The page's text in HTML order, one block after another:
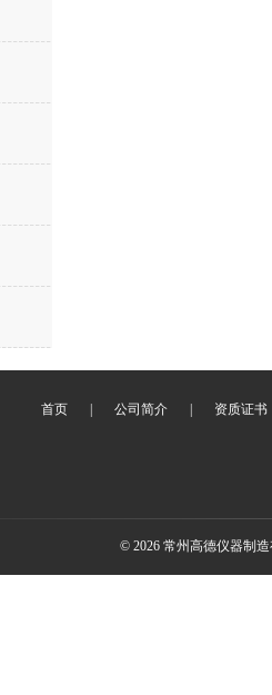
首页 公司简介 资质证书
© 2026 常州高德仪器制